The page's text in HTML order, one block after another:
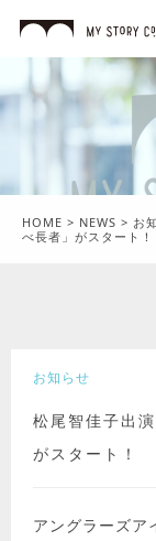
HOME > NEWS > お
べ長者」がスタート！
松尾智佳子出
がスタート！
お知らせ
アングラーズ